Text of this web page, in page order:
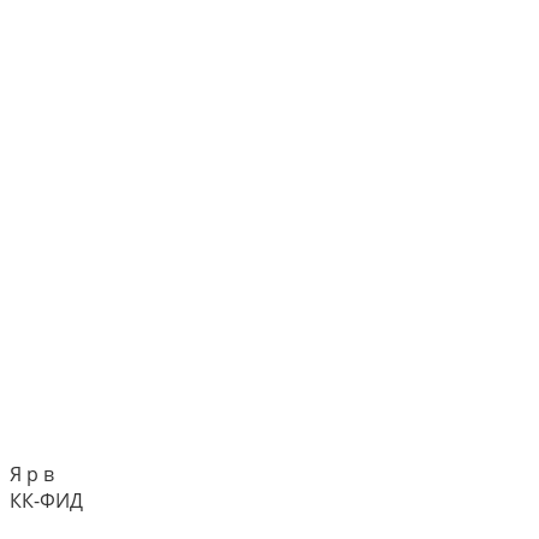
Я р в
КК-ФИД